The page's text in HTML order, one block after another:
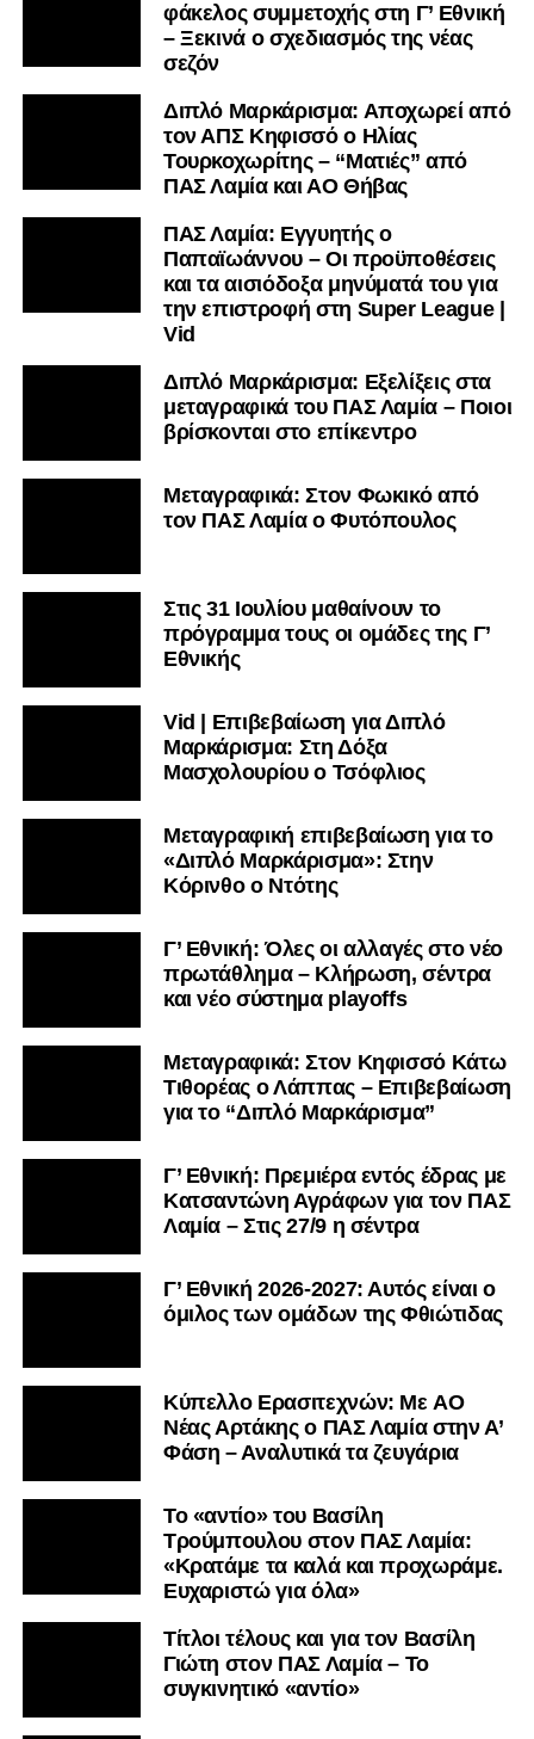
φάκελος συμμετοχής στη Γ’ Εθνική
– Ξεκινά ο σχεδιασμός της νέας
σεζόν
Διπλό Μαρκάρισμα: Αποχωρεί από
τον ΑΠΣ Κηφισσό ο Ηλίας
Τουρκοχωρίτης – “Ματιές” από
ΠΑΣ Λαμία και ΑΟ Θήβας
ΠΑΣ Λαμία: Εγγυητής ο
Παπαϊωάννου – Οι προϋποθέσεις
και τα αισιόδοξα μηνύματά του για
την επιστροφή στη Super League |
Vid
Διπλό Μαρκάρισμα: Εξελίξεις στα
μεταγραφικά του ΠΑΣ Λαμία – Ποιοι
βρίσκονται στο επίκεντρο
Μεταγραφικά: Στον Φωκικό από
τον ΠΑΣ Λαμία ο Φυτόπουλος
Στις 31 Ιουλίου μαθαίνουν το
πρόγραμμα τους οι ομάδες της Γ’
Εθνικής
Vid | Επιβεβαίωση για Διπλό
Μαρκάρισμα: Στη Δόξα
Μασχολουρίου ο Τσόφλιος
Μεταγραφική επιβεβαίωση για το
«Διπλό Μαρκάρισμα»: Στην
Κόρινθο ο Ντότης
Γ’ Εθνική: Όλες οι αλλαγές στο νέο
πρωτάθλημα – Κλήρωση, σέντρα
και νέο σύστημα playoffs
Μεταγραφικά: Στον Κηφισσό Κάτω
Τιθορέας ο Λάππας – Επιβεβαίωση
για το “Διπλό Μαρκάρισμα”
Γ’ Εθνική: Πρεμιέρα εντός έδρας με
Κατσαντώνη Αγράφων για τον ΠΑΣ
Λαμία – Στις 27/9 η σέντρα
Γ’ Εθνική 2026-2027: Αυτός είναι ο
όμιλος των ομάδων της Φθιώτιδας
Kύπελλο Ερασιτεχνών: Με AO
Nέας Αρτάκης ο ΠΑΣ Λαμία στην Α’
Φάση – Αναλυτικά τα ζευγάρια
Το «αντίο» του Βασίλη
Τρούμπουλου στον ΠΑΣ Λαμία:
«Κρατάμε τα καλά και προχωράμε.
Ευχαριστώ για όλα»
Τίτλοι τέλους και για τον Βασίλη
Γιώτη στον ΠΑΣ Λαμία – Το
συγκινητικό «αντίο»